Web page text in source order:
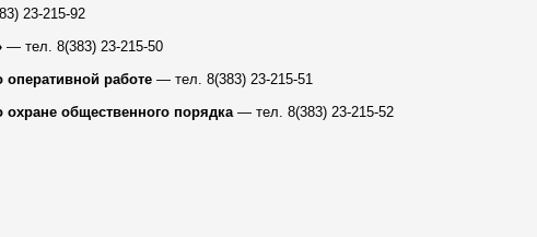
23-215-92
— тел. 8(383) 23-215-50
оперативной работе — тел. 8(383) 23-215-51
охране общественного порядка— тел. 8(383) 23-215-52